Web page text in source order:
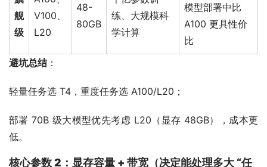
舰
级
V100、
L20
48-
80GB
练、大规模科
学计算
模型部署中比
A100 更具性价
比
避坑总结：
轻量任务选 T4，重度任务选 A100/L20；
部署 70B 级大模型优先考虑 L20（显存 48GB），成本更
低。
核心参数 2：显存容量 + 带宽（决定能处理多大 “任